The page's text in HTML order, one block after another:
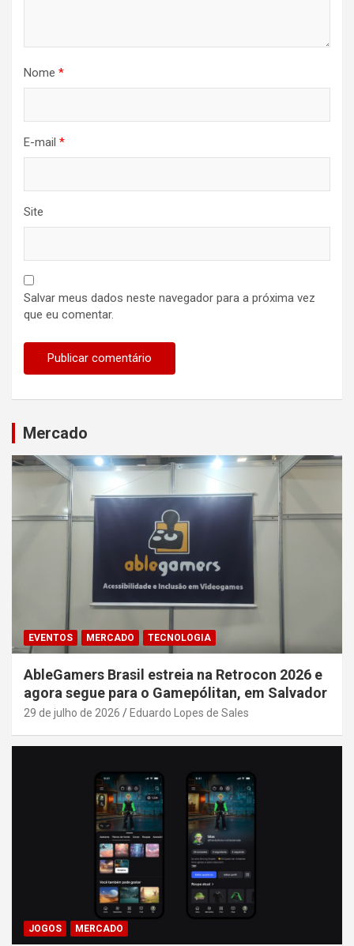
Nome *
E-mail *
Site
Salvar meus dados neste navegador para a próxima vez
que eu comentar.
Mercado
EVENTOS MERCADO TECNOLOGIA
AbleGamers Brasil estreia na Retrocon 2026 e
agora segue para o Gamepólitan, em Salvador
29 de julho de 2026 Eduardo Lopes de Sales
JOGOS MERCADO